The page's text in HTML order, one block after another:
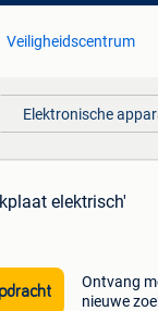
Veiligheidscentrum
Elektronische
elektrisch'
Ontvang
nieuwe